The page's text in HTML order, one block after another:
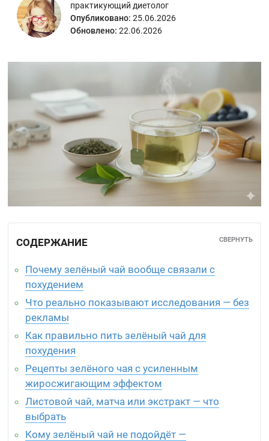
практикующий диетолог
Опубликовано: 25.06.2026
Обновлено: 22.06.2026
СОДЕРЖАНИЕ СВЕРНУТЬ
Почему зелёный чай вообще связали с
похудением
Что реально показывают исследования — без
рекламы
Как правильно пить зелёный чай для
похудения
Рецепты зелёного чая с усиленным
жиросжигающим эффектом
Листовой чай, матча или экстракт — что
выбрать
Кому зелёный чай не подойдёт —